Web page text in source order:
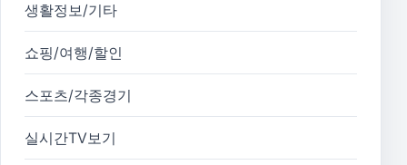
생활정보/기타
쇼핑/여행/할인
스포츠/각종경기
실시간TV보기